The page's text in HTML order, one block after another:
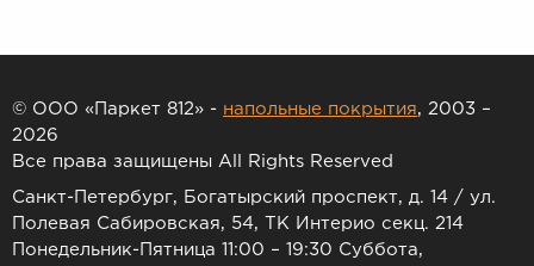
© ООО «Паркет 812» - напольные покрытия, 2003 –
2026
Все права защищены All Rights Reserved
Санкт-Петербург, Богатырский проспект, д. 14 / ул.
Полевая Сабировская, 54, ТК Интерио секц. 214
Понедельник-Пятница 11:00 – 19:30 Суббота,